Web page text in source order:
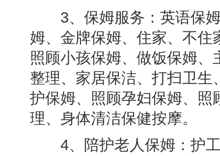
3、保姆服务：英语保姆
姆、金牌保姆、住家、不
照顾小孩保姆、做饭保姆
整理、家居保洁、打扫卫
护保姆、照顾孕妇保姆、
理、身体清洁保健按摩。
4、陪护老人保姆：护工